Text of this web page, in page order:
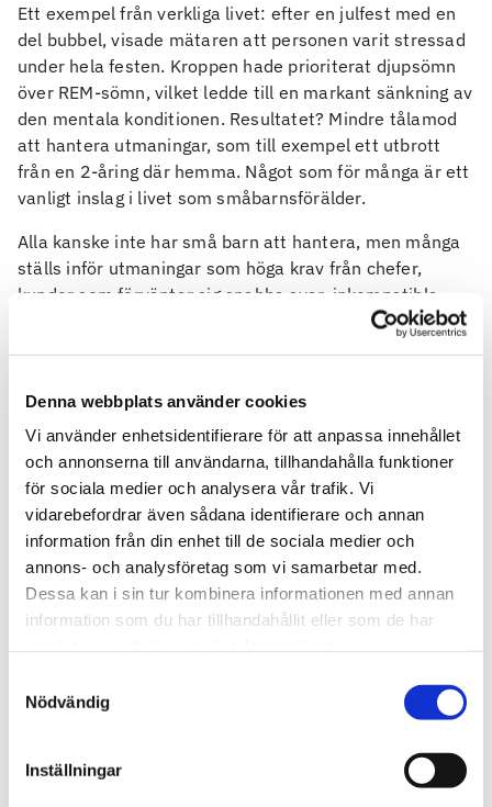
Denna webbplats använder cookies
Vi använder enhetsidentifierare för att anpassa innehållet
och annonserna till användarna, tillhandahålla funktioner
för sociala medier och analysera vår trafik. Vi
vidarebefordrar även sådana identifierare och annan
information från din enhet till de sociala medier och
annons- och analysföretag som vi samarbetar med.
Dessa kan i sin tur kombinera informationen med annan
information som du har tillhandahållit eller som de har
Nödvändig
Inställningar
Ett exempel från verkliga livet: efter en julfest med en
del bubbel, visade mätaren att personen varit stressad
under hela festen. Kroppen hade prioriterat djupsömn
över REM-sömn, vilket ledde till en markant sänkning av
den mentala konditionen. Resultatet? Mindre tålamod
att hantera utmaningar, som till exempel ett utbrott
från en 2-åring där hemma. Något som för många är ett
vanligt inslag i livet som småbarnsförälder.
Alla kanske inte har små barn att hantera, men många
ställs inför utmaningar som höga krav från chefer,
kunder som förväntar sig snabba svar, inkompatibla
system och en ständig arbetsbelastning. I dagens värld
stark mental hälsa.
Här är några tips för att öka din mentala kondition:
Konditionsträning= förbättrad psykisk hälsa. Gör
någon pulshöjande aktivitet några tillfällen om
dagen och gärna minst 60 min i veckan
Förbruka alkohol och koffein med måtta. Fyll
istället på med mat som ger energi och näring
under dagen, minska intaget mot kvällen.
Fokusera på en sak i taget. Många får den bästa
med en uppgift under en tid.
fika med en vän som får dig att skratta, gå en
kvällskurs, se en konsert eller ta ett bubbelbad